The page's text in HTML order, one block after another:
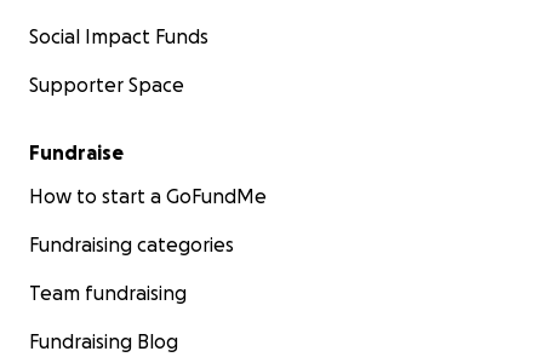
Social Impact Funds
Supporter Space
Fundraise
How to start a GoFundMe
Fundraising categories
Team fundraising
Fundraising Blog